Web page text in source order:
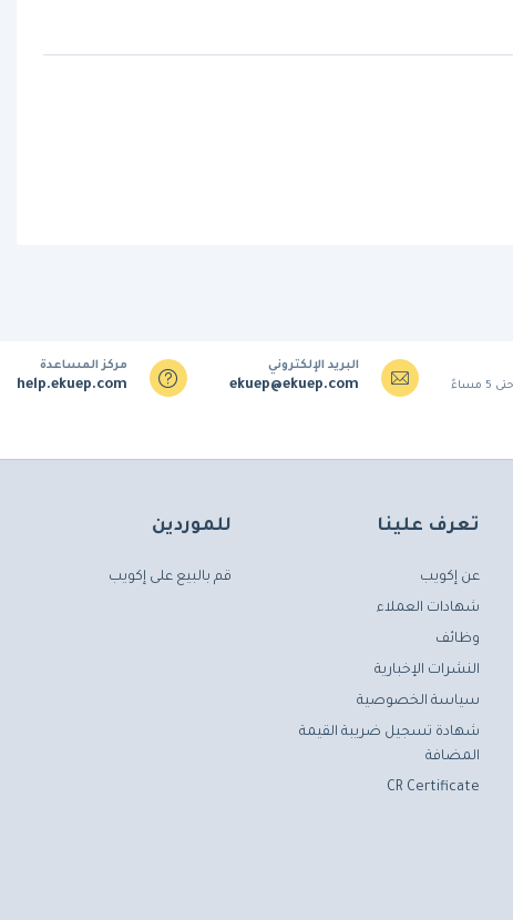
البريد الإلكتروني
ekuep@ekuep.com
مركز المساعدة
help.ekuep.com
تعرف علينا
عن إكويب
شهادات العملاء
وظائف
النشرات الإخبارية
سياسة الخصوصية
شهادة تسجيل ضريبة القيمة
المضافة
CR Certificate
للموردين
قم بالبيع على إكويب